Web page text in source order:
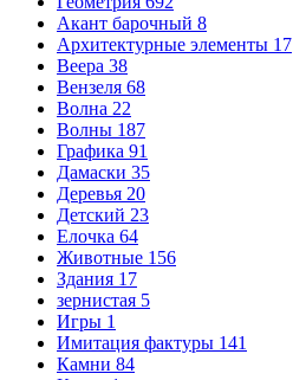
Акант барочный 8
Архитектурные элементы 17
Веера 38
Вензеля 68
Волна 22
Волны 187
Графика 91
Дамаски 35
Деревья 20
Детский 23
Елочка 64
Животные 156
Здания 17
зернистая 5
Игры 1
Имитация фактуры 141
Камни 84